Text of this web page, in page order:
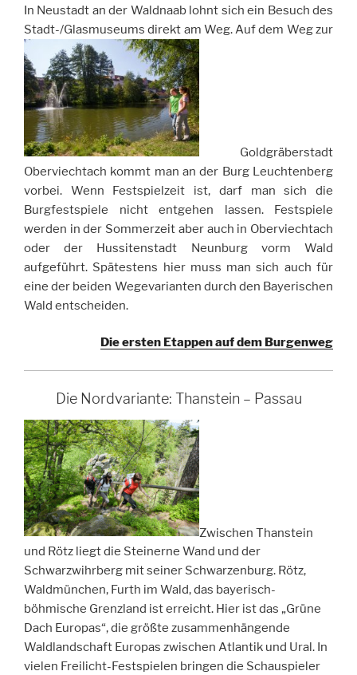
In Neustadt an der Waldnaab lohnt sich ein Besuch des
Stadt-/Glasmuseums direkt am Weg. Auf dem Weg zur
Goldgräberstadt
Oberviechtach kommt man an der Burg Leuchtenberg
vorbei. Wenn Festspielzeit ist, darf man sich die
Burgfestspiele nicht entgehen lassen. Festspiele
werden in der Sommerzeit aber auch in Oberviechtach
oder der Hussitenstadt Neunburg vorm Wald
aufgeführt. Spätestens hier muss man sich auch für
eine der beiden Wegevarianten durch den Bayerischen
Wald entscheiden.
Die ersten Etappen auf dem Burgenweg
Die Nordvariante: Thanstein – Passau
Zwischen Thanstein
und Rötz liegt die Steinerne Wand und der
Schwarzwihrberg mit seiner Schwarzenburg. Rötz,
Waldmünchen, Furth im Wald, das bayerisch-
böhmische Grenzland ist erreicht. Hier ist das „Grüne
Dach Europas“, die größte zusammenhängende
Waldlandschaft Europas zwischen Atlantik und Ural. In
vielen Freilicht-Festspielen bringen die Schauspieler